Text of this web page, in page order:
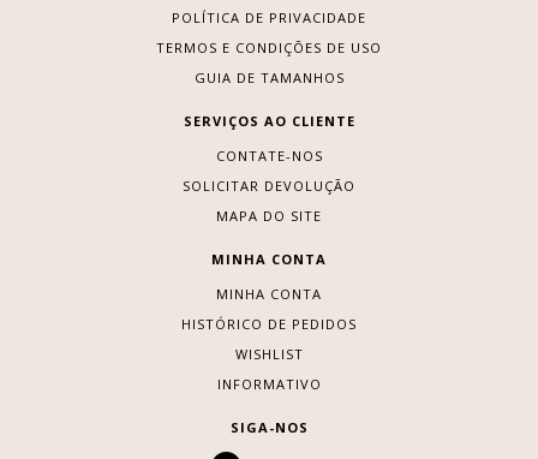
POLÍTICA DE PRIVACIDADE
TERMOS E CONDIÇÕES DE USO
GUIA DE TAMANHOS
SERVIÇOS AO CLIENTE
CONTATE-NOS
SOLICITAR DEVOLUÇÃO
MAPA DO SITE
MINHA CONTA
MINHA CONTA
HISTÓRICO DE PEDIDOS
WISHLIST
INFORMATIVO
SIGA-NOS